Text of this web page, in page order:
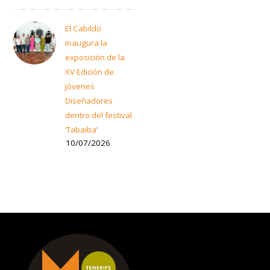
El Cabildo
inaugura la
exposición de la
XV Edición de
Jóvenes
Diseñadores
dentro del festival
‘Tabaiba’
10/07/2026